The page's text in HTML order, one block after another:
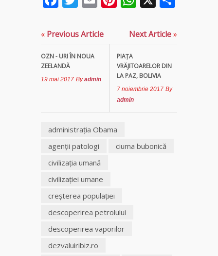
« Previous Article
OZN - URI ÎN NOUA
ZEELANDĂ
19 mai 2017 Byadmin
Next Article»
PIAȚA
VRĂJITOARELOR DIN
LA PAZ, BOLIVIA
7 noiembrie 2017 By
admin
administraţia Obama
agenţii patologi
ciuma bubonică
civilizaţia umană
civilizaţiei umane
creşterea populaţiei
descoperirea petrolului
descoperirea vaporilor
dezvaluiribiz.ro